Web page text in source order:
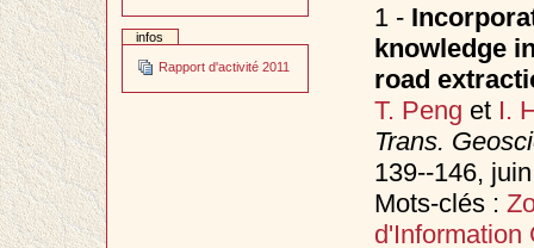
infos
Rapport d'activité 2011
1 -
knowledge
road
T. Peng et I.
Trans.
139--146,
Mots-clés :
d'Information